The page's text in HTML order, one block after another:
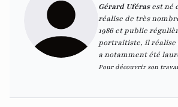
Gérard Uférasest né
réalise de très
1986 et publie
portraitiste, il réalise
a notamment été
Pour découvrir son